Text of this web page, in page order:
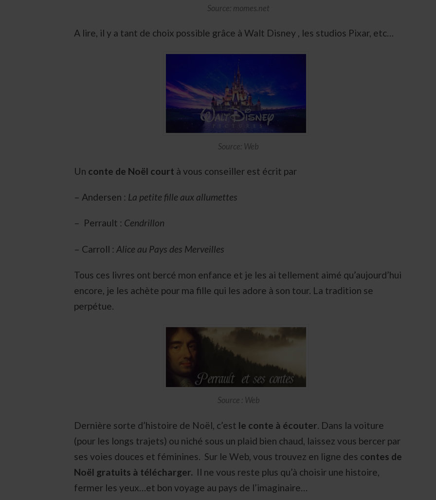
Source: momes.net
A lire, il y a tant de choix possible grâce à Walt Disney , les studios Pixar, etc…
Source: Web
Un conte de Noël court à vous conseiller est écrit par
– Andersen : La petite fille aux allumettes
– Perrault : Cendrillon
– Carroll : Alice au Pays des Merveilles
Tous ces livres ont bercé mon enfance et je les ai tellement aimé qu’aujourd’hui
encore, je les achète pour ma fille qui les adore à son tour. La tradition se
perpétue.
Source : Web
Dernière sorte d’histoire de Noël, c’est le conte à écouter. Dans la voiture
(pour les longs trajets) ou niché sous un plaid bien chaud, laissez vous bercer par
ses voies douces et féminines. Sur le Web, vous trouvez en ligne des contes de
Noël gratuits à télécharger. Il ne vous reste plus qu’à choisir une histoire,
fermer les yeux…et bon voyage au pays de l’imaginaire…